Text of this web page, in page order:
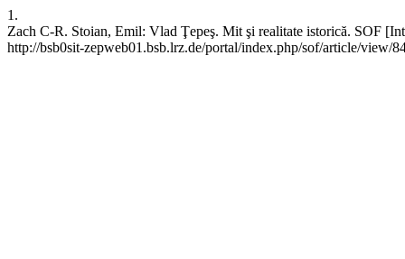
1.
Zach C-R. Stoian, Emil: Vlad Ţepeş. Mit şi realitate istorică. SOF
http://bsb0sit-zepweb01.bsb.lrz.de/portal/index.php/sof/article/view/